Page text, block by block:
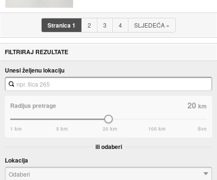
Stranica1 2 3 4 SLJEDEĆA »
FILTRIRAJ REZULTATE
Unesi željenu lokaciju
Radijus pretrage 20km
1 km 5 km 20 km 100 km Sve
ili odaberi
Lokacija
Odaberi